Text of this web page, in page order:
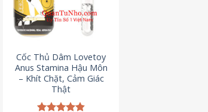
Cốc Thủ Dâm Lovetoy
Anus Stamina Hậu Môn
– Khít Chặt, Cảm Giác
Thật